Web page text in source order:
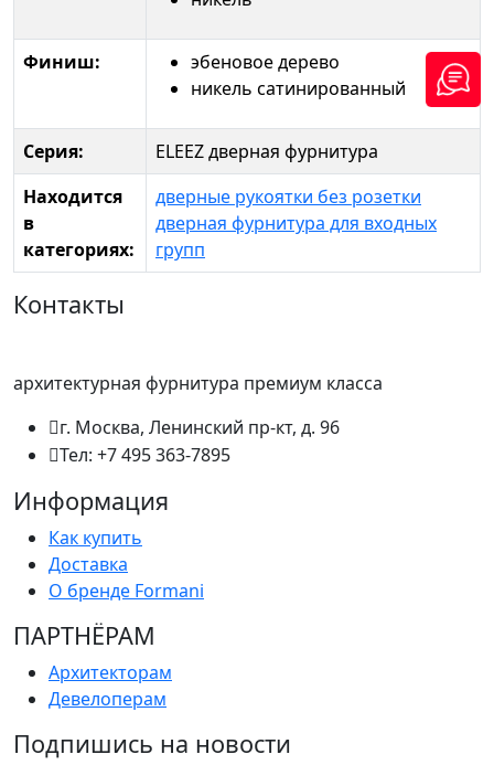
Финиш:
эбеновое дерево
никель сатинированный
Серия:
ELEEZ дверная фурнитура
Находится
в
категориях:
дверные рукоятки без розетки
дверная фурнитура для входных
групп
Контакты
архитектурная фурнитура премиум класса
г. Москва, Ленинский пр-кт, д. 96
Тел: +7 495 363-7895
Информация
Как купить
Доставка
О бренде Formani
ПАРТНËРАМ
Архитекторам
Девелоперам
Подпишись на новости